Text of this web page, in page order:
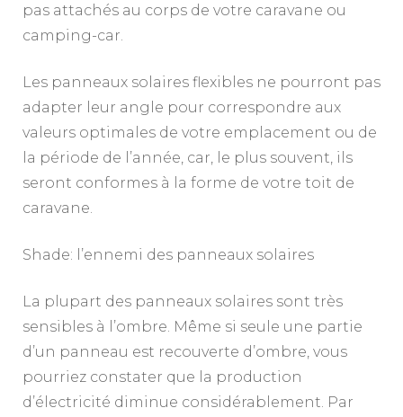
pas attachés au corps de votre caravane ou
camping-car.
Les panneaux solaires flexibles ne pourront pas
adapter leur angle pour correspondre aux
valeurs optimales de votre emplacement ou de
la période de l’année, car, le plus souvent, ils
seront conformes à la forme de votre toit de
caravane.
Shade: l’ennemi des panneaux solaires
La plupart des panneaux solaires sont très
sensibles à l’ombre. Même si seule une partie
d’un panneau est recouverte d’ombre, vous
pourriez constater que la production
d’électricité diminue considérablement. Par